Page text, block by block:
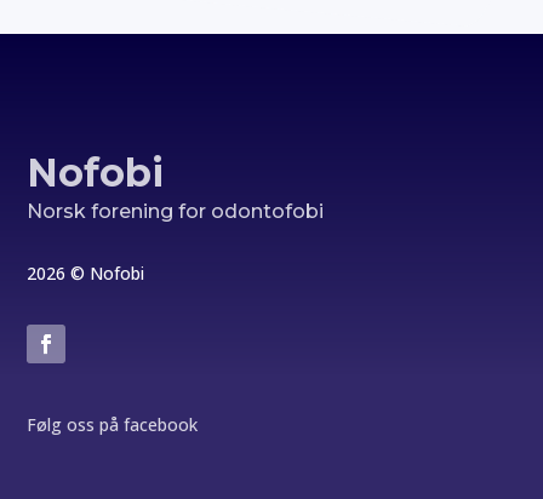
Nofobi
Norsk forening for odontofobi
2026 © Nofobi
Følg oss på facebook